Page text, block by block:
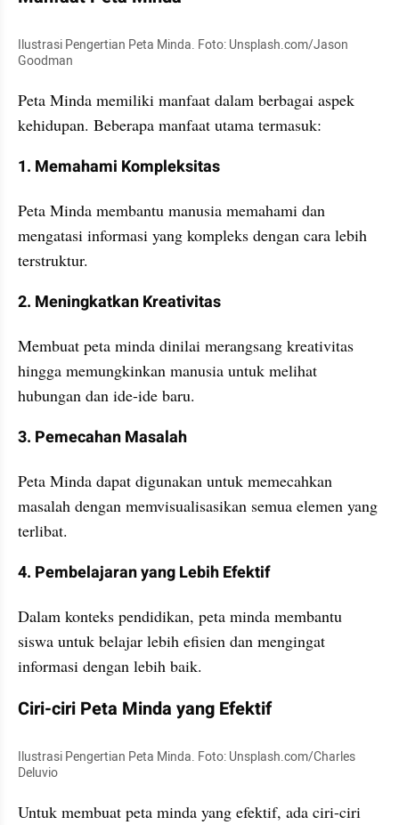
Ilustrasi Pengertian Peta Minda. Foto: Unsplash.com/Jason
Goodman
Peta Minda memiliki manfaat dalam berbagai aspek
kehidupan. Beberapa manfaat utama termasuk:
1. Memahami Kompleksitas
Peta Minda membantu manusia memahami dan
mengatasi informasi yang kompleks dengan cara lebih
terstruktur.
2. Meningkatkan Kreativitas
Membuat peta minda dinilai merangsang kreativitas
hingga memungkinkan manusia untuk melihat
hubungan dan ide-ide baru.
3. Pemecahan Masalah
Peta Minda dapat digunakan untuk memecahkan
masalah dengan memvisualisasikan semua elemen yang
terlibat.
4. Pembelajaran yang Lebih Efektif
Dalam konteks pendidikan, peta minda membantu
siswa untuk belajar lebih efisien dan mengingat
informasi dengan lebih baik.
Ciri-ciri Peta Minda yang Efektif
Ilustrasi Pengertian Peta Minda. Foto: Unsplash.com/Charles
Deluvio
Untuk membuat peta minda yang efektif, ada ciri-ciri